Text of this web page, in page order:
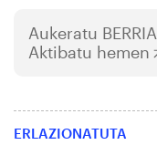
Aukeratu BERRIA
Aktibatu hemen
ERLAZIONATUTA